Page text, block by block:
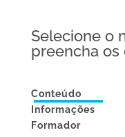
Selecione o
preencha os
Conteúdo
Informações
Formador